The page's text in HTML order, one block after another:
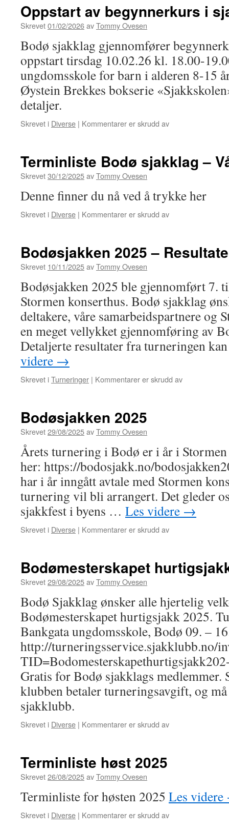
2026
Oppstart av begynnerkurs i
Skrevet01/02/2026avTommy Ovesen
Bodø sjakklag gjennomfører
oppstart tirsdag 10.02.26 kl. 18.00-
ungdomsskole for barn i alderen 8-15
Øystein Brekkes bokserie
detaljer.
Skrevet i Diverse | Kommentarer er skrudd avfor
i
Terminliste Bodø sjakklag –
Skrevet30/12/2025avTommy Ovesen
Denne finner du nå ved å trykke her
Skrevet i Diverse | Kommentarer er skrudd avfor
–
Bodøsjakken 2025 –
Skrevet 10/11/2025avTommy Ovesen
Bodøsjakken 2025 ble gjennomført 7.
Stormen konserthus. Bodø sjakklag
deltakere, våre samarbeidspartnere og
en meget vellykket gjennomføring av
Detaljerte resultater fra turneringen
videre →
Skrevet iTurneringer | Kommentarer er skrudd avfor
Bodøsjakken 2025
Skrevet29/08/2025avTommy Ovesen
Årets turnering i Bodø er i år i Stormen
her: https://bodosjakk.no/
har i år inngått avtale med Stormen
turnering vil bli arrangert. Det gleder
sjakkfest i byens … Les videre →
Skrevet i Diverse | Kommentarer er skrudd avfor
Bodømesterskapet
Skrevet29/08/2025avTommy Ovesen
Bodø Sjakklag ønsker alle hjertelig
Bodømesterskapet hurtigsjakk 2025.
Bankgata ungdomsskole, Bodø 09. –
http://turneringsservice.sjakklubb.no/
Gratis for Bodø sjakklags medlemmer.
klubben betaler turneringsavgift, og
sjakklubb.
Skrevet i Diverse | Kommentarer er skrudd avfor
Terminliste høst 2025
Skrevet26/08/2025avTommy Ovesen
Terminliste for høsten 2025 Les videre
Skrevet i Diverse | Kommentarer er skrudd avfor